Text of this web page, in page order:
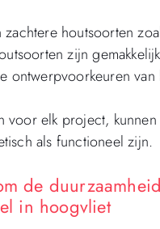
houtsoorten
zijn
ontwerpvoorkeuren
voor elk project,
als functioneel zijn.
de
in hoogvliet